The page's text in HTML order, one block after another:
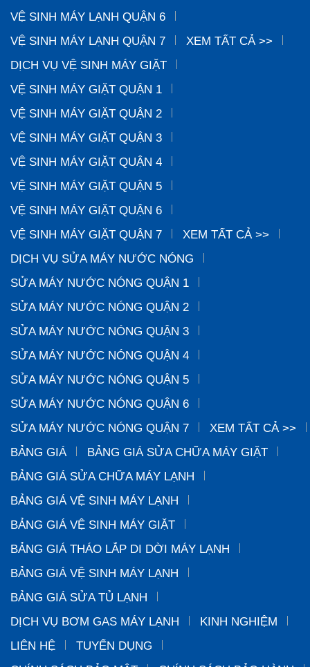
VỆ SINH MÁY LẠNH QUẬN 6
VỆ SINH MÁY LẠNH QUẬN 7
XEM TẤT CẢ >>
DỊCH VỤ VỆ SINH MÁY GIẶT
VỆ SINH MÁY GIẶT QUẬN 1
VỆ SINH MÁY GIẶT QUẬN 2
VỆ SINH MÁY GIẶT QUẬN 3
VỆ SINH MÁY GIẶT QUẬN 4
VỆ SINH MÁY GIẶT QUẬN 5
VỆ SINH MÁY GIẶT QUẬN 6
VỆ SINH MÁY GIẶT QUẬN 7
XEM TẤT CẢ >>
DỊCH VỤ SỬA MÁY NƯỚC NÓNG
SỬA MÁY NƯỚC NÓNG QUẬN 1
SỬA MÁY NƯỚC NÓNG QUẬN 2
SỬA MÁY NƯỚC NÓNG QUẬN 3
SỬA MÁY NƯỚC NÓNG QUẬN 4
SỬA MÁY NƯỚC NÓNG QUẬN 5
SỬA MÁY NƯỚC NÓNG QUẬN 6
SỬA MÁY NƯỚC NÓNG QUẬN 7
XEM TẤT CẢ >>
BẢNG GIÁ
BẢNG GIÁ SỬA CHỮA MÁY GIẶT
BẢNG GIÁ SỬA CHỮA MÁY LẠNH
BẢNG GIÁ VỆ SINH MÁY LẠNH
BẢNG GIÁ VỆ SINH MÁY GIẶT
BẢNG GIÁ THÁO LẮP DI DỜI MÁY LẠNH
BẢNG GIÁ VỆ SINH MÁY LẠNH
BẢNG GIÁ SỬA TỦ LẠNH
DỊCH VỤ BƠM GAS MÁY LẠNH
KINH NGHIỆM
LIÊN HỆ
TUYỂN DỤNG